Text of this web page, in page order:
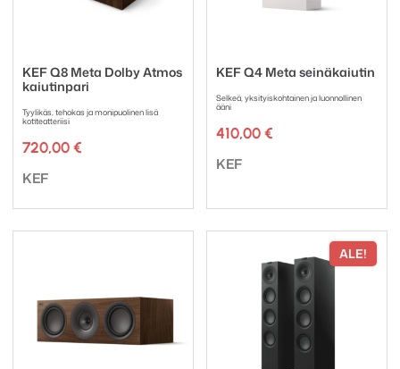
KEF Q8 Meta Dolby Atmos
kaiutinpari
Tyylikäs, tehokas ja monipuolinen lisä
kotiteatteriisi
720,00 €
Tuotemerkki:
KEF
KEF Q4 Meta seinäkaiutin
Selkeä, yksityiskohtainen ja luonnollinen
ääni
410,00 €
Tuotemerkki:
KEF
ALE!